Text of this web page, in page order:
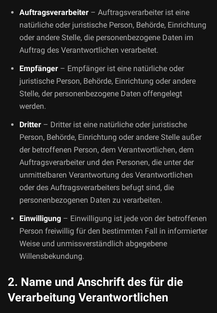
Auftragsverarbeiter – Auftragsverarbeiter ist eine
natürliche oder juristische Person, Behörde, Einrichtung
oder andere Stelle, die personenbezogene Daten im
Auftrag des Verantwortlichen verarbeitet.
Empfänger – Empfänger ist eine natürliche oder
juristische Person, Behörde, Einrichtung oder andere
Stelle, der personenbezogene Daten offengelegt
werden.
Dritter – Dritter ist eine natürliche oder juristische
Person, Behörde, Einrichtung oder andere Stelle außer
der betroffenen Person, dem Verantwortlichen, dem
Auftragsverarbeiter und den Personen, die unter der
unmittelbaren Verantwortung des Verantwortlichen
oder des Auftragsverarbeiters befugt sind, die
personenbezogenen Daten zu verarbeiten.
Einwilligung – Einwilligung ist jede von der betroffenen
Person freiwillig für den bestimmten Fall in informierter
Weise und unmissverständlich abgegebene
Willensbekundung.
2. Name und Anschrift des für die
Verarbeitung Verantwortlichen